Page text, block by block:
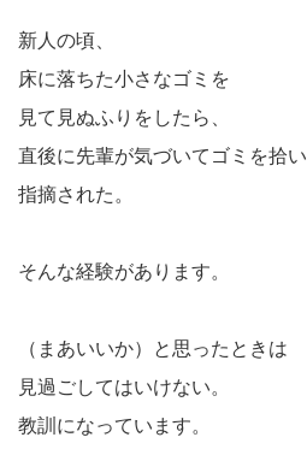
新人の頃、
床に落ちた小さなゴミを
見て見ぬふりをしたら、
直後に先輩が気づいてゴミを拾い
指摘された。
そんな経験があります。
（まあいいか）と思ったときは
見過ごしてはいけない。
教訓になっています。